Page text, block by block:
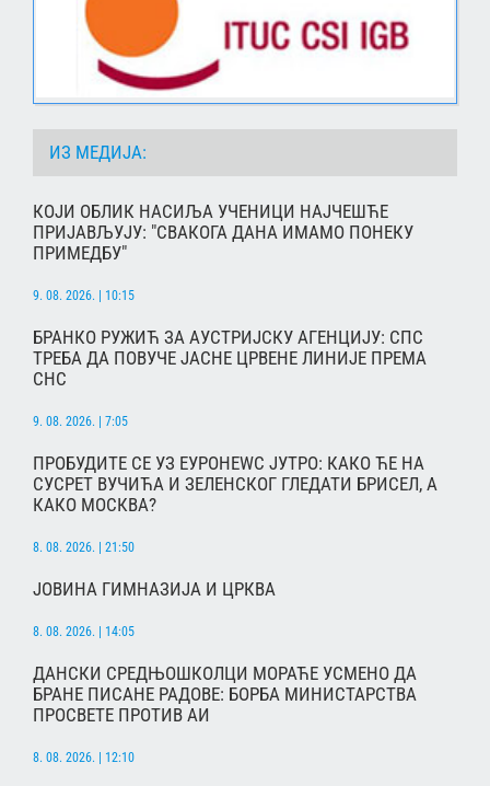
ИЗ МЕДИЈА:
КОЈИ ОБЛИК НАСИЉА УЧЕНИЦИ НАЈЧЕШЋЕ
ПРИЈАВЉУЈУ: "СВАКОГА ДАНА ИМАМО ПОНЕКУ
ПРИМЕДБУ"
9. 08. 2026. | 10:15
БРАНКО РУЖИЋ ЗА АУСТРИЈСКУ АГЕНЦИЈУ: СПС
ТРЕБА ДА ПОВУЧЕ ЈАСНЕ ЦРВЕНЕ ЛИНИЈЕ ПРЕМА
СНС
9. 08. 2026. | 7:05
ПРОБУДИТЕ СЕ УЗ ЕУРОНЕWС ЈУТРО: КАКО ЋЕ НА
СУСРЕТ ВУЧИЋА И ЗЕЛЕНСКОГ ГЛЕДАТИ БРИСЕЛ, А
КАКО МОСКВА?
8. 08. 2026. | 21:50
ЈОВИНА ГИМНАЗИЈА И ЦРКВА
8. 08. 2026. | 14:05
ДАНСКИ СРЕДЊОШКОЛЦИ МОРАЋЕ УСМЕНО ДА
БРАНЕ ПИСАНЕ РАДОВЕ: БОРБА МИНИСТАРСТВА
ПРОСВЕТЕ ПРОТИВ АИ
8. 08. 2026. | 12:10